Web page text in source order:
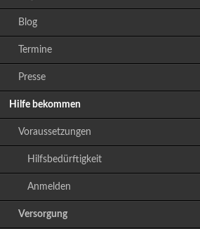
Blog
Termine
Presse
Hilfe bekommen
Voraussetzungen
Hilfsbedürftigkeit
Anmelden
Versorgung